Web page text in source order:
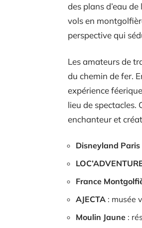
des plans d’eau
vols en
perspective qui
Les amateurs de
du chemin de fer.
expérience
lieu de spectacles.
enchanteur et
Disneyland Paris
France
AJECTA : musée
Moulin Jaune :